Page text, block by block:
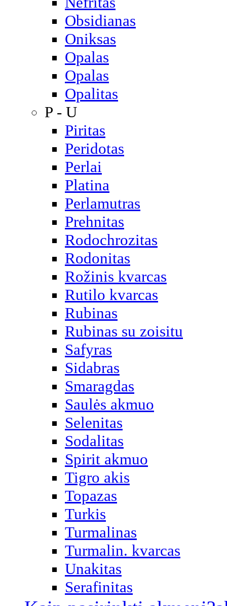
Obsidianas
Oniksas
Opalas
Opalas
Opalitas
P - U
Piritas
Peridotas
Perlai
Platina
Perlamutras
Prehnitas
Rodochrozitas
Rodonitas
Rožinis kvarcas
Rutilo kvarcas
Rubinas
Rubinas su zoisitu
Safyras
Sidabras
Smaragdas
Saulės akmuo
Selenitas
Sodalitas
Spirit akmuo
Tigro akis
Topazas
Turkis
Turmalinas
Turmalin. kvarcas
Unakitas
Serafinitas